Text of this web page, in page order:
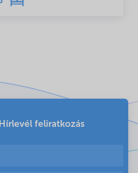
Hírlevél feliratkozás